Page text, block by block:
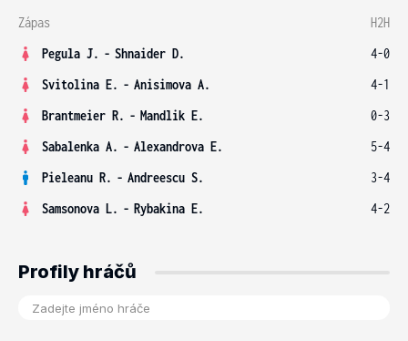
Zápas
H2H
Pegula J. - Shnaider D.
4-0
Svitolina E. - Anisimova A.
4-1
Brantmeier R. - Mandlik E.
0-3
Sabalenka A. - Alexandrova E.
5-4
Pieleanu R. - Andreescu S.
3-4
Samsonova L. - Rybakina E. 4-2
Profily hráčů